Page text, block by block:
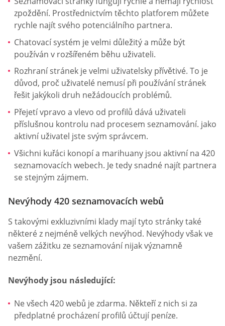
zpoždění. Prostřednictvím těchto platforem můžete
rychle najít svého potenciálního partnera.
Chatovací systém je velmi důležitý a může být
používán v rozšířeném běhu uživateli.
Rozhraní stránek je velmi uživatelsky přívětivé. To je
důvod, proč uživatelé nemusí při používání stránek
řešit jakýkoli druh nežádoucích problémů.
Přejetí vpravo a vlevo od profilů dává uživateli
příslušnou kontrolu nad procesem seznamování. jako
aktivní uživatel jste svým správcem.
Všichni kuřáci konopí a marihuany jsou aktivní na 420
seznamovacích webech. Je tedy snadné najít partnera
se stejným zájmem.
Nevýhody 420 seznamovacích webů
S takovými exkluzivními klady mají tyto stránky také
některé z nejméně velkých nevýhod. Nevýhody však ve
vašem zážitku ze seznamování nijak významně
nezmění.
Nevýhody jsou následující:
Ne všech 420 webů je zdarma. Někteří z nich si za
předplatné procházení profilů účtují peníze.